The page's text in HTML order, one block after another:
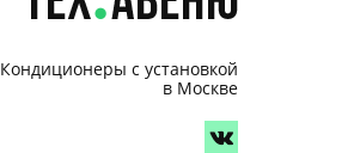
Кондиционеры с установкой
в Москве